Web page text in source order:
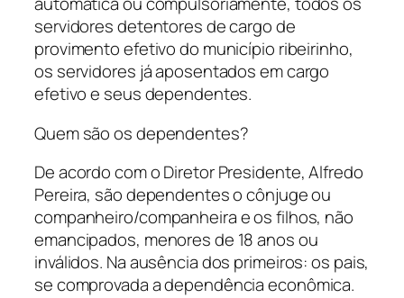
servidores detentores de cargo de
provimento efetivo do município ribeirinho,
os servidores já aposentados em cargo
efetivo e seus dependentes.
Quem são os dependentes?
De acordo com o Diretor Presidente, Alfredo
Pereira, são dependentes o cônjuge ou
companheiro/companheira e os filhos, não
emancipados, menores de 18 anos ou
inválidos. Na ausência dos primeiros: os pais,
se comprovada a dependência econômica.